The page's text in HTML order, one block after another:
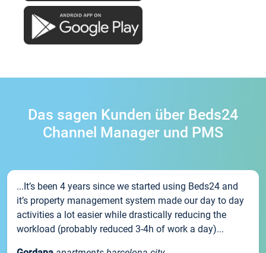
Das sagen Kunden über Beds24
Channel Manager und PMS
...It’s been 4 years since we started using Beds24 and
it’s property management system made our day to day
activities a lot easier while drastically reducing the
workload (probably reduced 3-4h of work a day)...